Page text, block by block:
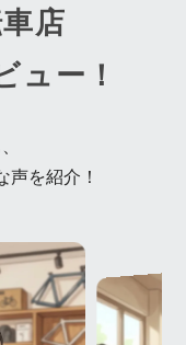
店
ュー！
声を紹介！